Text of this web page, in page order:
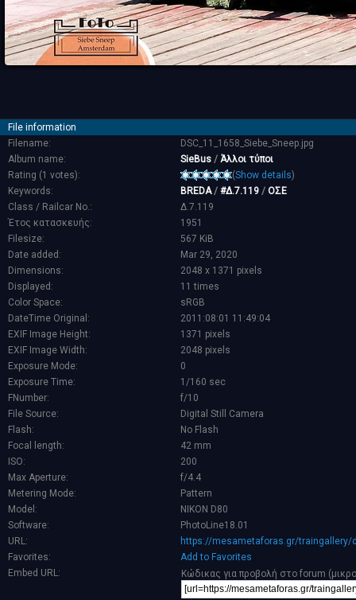
File information
Filename:
DSC_11_1658_Siebe_Sneep.jpg
Album name:
SieBus / Άλλοι τύποι
Rating (1 votes):
(Show details)
Keywords:
BREDA/ #Δ.7.119 / ΟΣΕ
Class / Railcar No.:
Δ.7.119
Έτος κατασκευής:
1951
Filesize:
567 KiB
Date added:
Mar 29, 2020
Dimensions:
2048 x 1371 pixels
Displayed:
11 times
Color Space:
sRGB
DateTime Original:
2011:08:01 11:49:04
EXIF Image Height:
1371 pixels
EXIF Image Width:
2048 pixels
Exposure Mode:
0
Exposure Time:
1/160 sec
FNumber:
f/10
File Source:
Digital Still Camera
Flash:
No Flash
Focal length:
42 mm
ISO:
200
Max Aperture:
f/4.4
Metering Mode:
Pattern
Model:
NIKON D80
Software:
PhotoLine18.01
URL:
https://mesametaforas.gr/traingallery/
Favorites:
Add to Favorites
Embed URL:
Κώδικας για προβολή στο forum